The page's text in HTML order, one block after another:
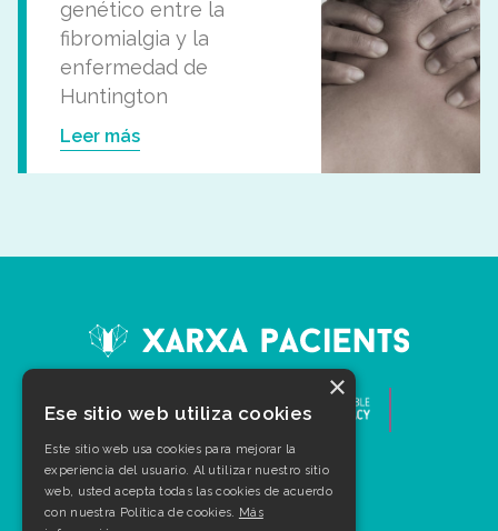
genético entre la
fibromialgia y la
enfermedad de
Huntington
Leer más
×
Ese sitio web utiliza cookies
Este sitio web usa cookies para mejorar la
experiencia del usuario. Al utilizar nuestro sitio
web, usted acepta todas las cookies de acuerdo
con nuestra Política de cookies. Más